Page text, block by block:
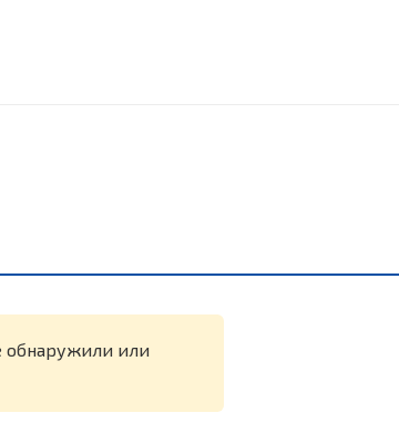
обнаружили или